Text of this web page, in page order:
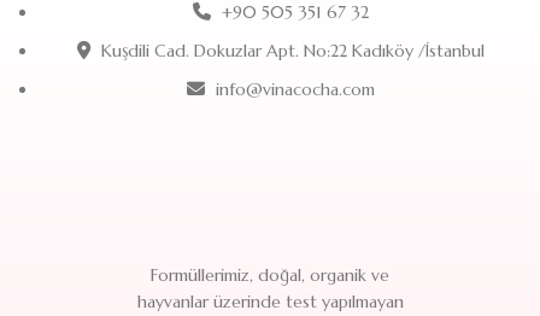
+90 505 351 67 32
Kuşdili Cad. Dokuzlar Apt. No:22 Kadıköy /İstanbul
info@vinacocha.com
Formüllerimiz, doğal, organik ve
hayvanlar üzerinde test yapılmayan